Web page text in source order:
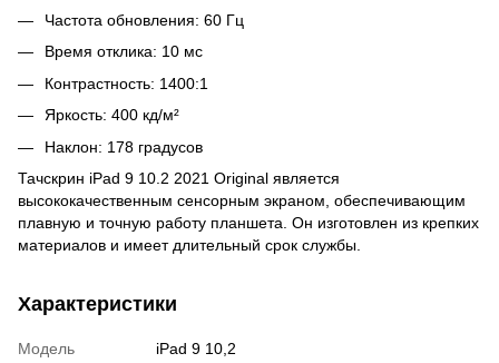
Частота обновления: 60 Гц
Время отклика: 10 мс
Контрастность: 1400:1
Яркость: 400 кд/м²
Наклон: 178 градусов
Тачскрин iPad 9 10.2 2021 Original является
высококачественным сенсорным экраном, обеспечивающим
плавную и точную работу планшета. Он изготовлен из крепких
материалов и имеет длительный срок службы.
Характеристики
Модель
iPad 9 10,2